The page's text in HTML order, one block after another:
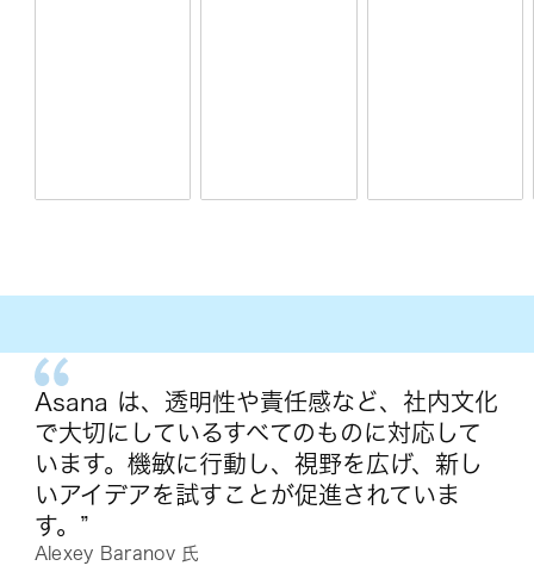
Asana は、透明性や責任感など、社内文化
で大切にしているすべてのものに対応して
います。機敏に行動し、視野を広げ、新し
いアイデアを試すことが促進されていま
す。”
Alexey Baranov 氏